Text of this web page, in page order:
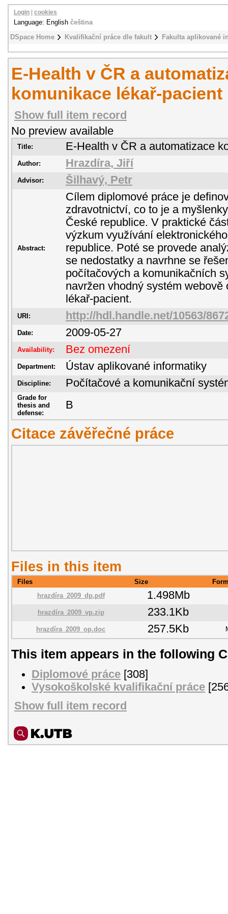
DSpace Home Kvalifikační práce dle fakult Fakulta aplikované
Login cookies
Language: English čeština
E-Health v ČR a
komunikace lékař-pacient
Show full item record
No preview available
Title: E-Health v ČR a automatizace
Author: Hrazdíra, Jiří
Advisor: Šilhavý, Petr
Abstract:
Cílem diplomové práce je
zdravotnictví, co to je a
České republice. V praktické
výzkum využívání
republice. Poté se provede
se nedostatky a navrhne se
počítačových a komunikačních
navržen vhodný systém
lékař-pacient.
URI: http://hdl.handle.net/10563/
Date: 2009-05-27
Availability: Bez omezení
Department: Ústav aplikované informatiky
Discipline: Počítačové a komunikační
Grade for
thesis and
defense:
B
Citace závěřečné práce
Files in this item
Files Size
hrazdíra_2009_dp.pdf
1.498Mb
hrazdíra_2009_vp.zip 233.1Kb
hrazdíra_2009_op.doc 257.5Kb
This item appears in the following
Diplomové práce [308]
Vysokoškolské kvalifikační práce
Show full item record